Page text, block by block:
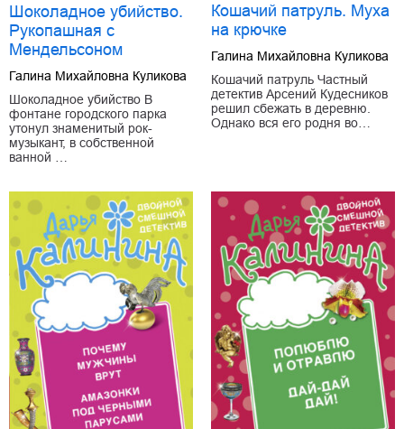
Шоколадное убийство.
Рукопашная с
Мендельсоном
Галина Михайловна Куликова
Шоколадное убийство В
фонтане городского парка
утонул знаменитый рок-
музыкант, в собственной
ванной …
Кошачий патруль. Муха
на крючке
Галина Михайловна Куликова
Кошачий патруль Частный
детектив Арсений Кудесников
решил сбежать в деревню.
Однако вся его родня во…